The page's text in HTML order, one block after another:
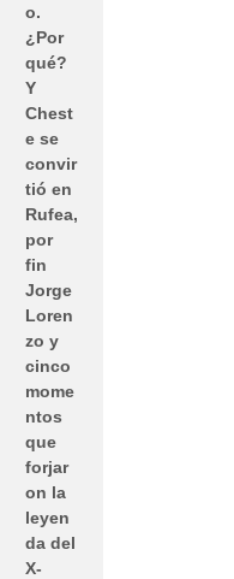
o.
¿Por
qué?
Y
Chest
e se
convir
tió en
Rufea,
por
fin
Jorge
Loren
zo y
cinco
mome
ntos
que
forjar
on la
leyen
da del
X-